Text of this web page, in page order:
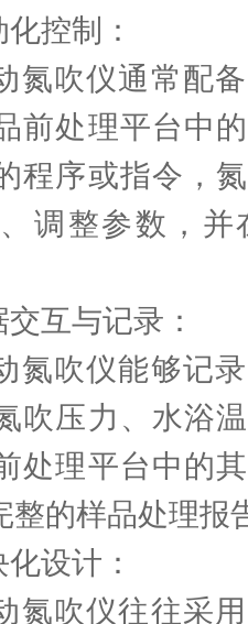
控制：
吹仪通常配备
前处理平台中
程序或指令，
调整参数，
互与记录：
吹仪能够记录
吹压力、水浴
处理平台中的
整的样品处理报
设计：
吹仪往往采用